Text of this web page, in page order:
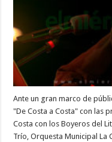
Ante un gran marco de
"De Costa a Costa" con las
Costa con los Boyeros del
Trío, Orquesta Municipal La